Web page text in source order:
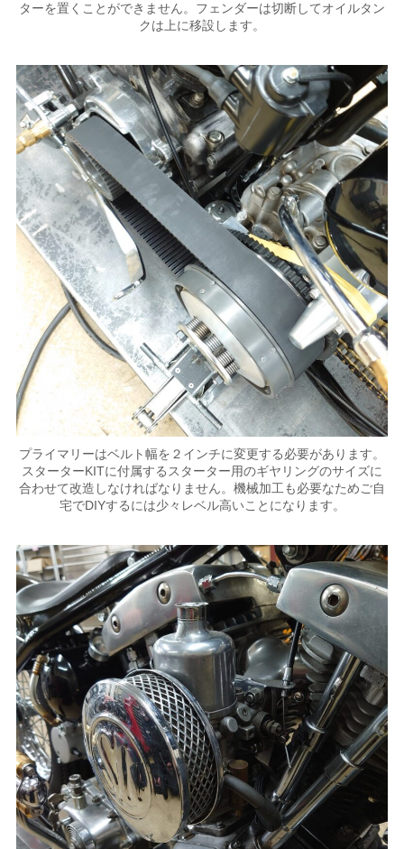
ターを置くことができません。フェンダーは切断してオイルタン
クは上に移設します。
プライマリーはベルト幅を２インチに変更する必要があります。
スターターKITに付属するスターター用のギヤリングのサイズに
合わせて改造しなければなりません。機械加工も必要なためご自
宅でDIYするには少々レベル高いことになります。